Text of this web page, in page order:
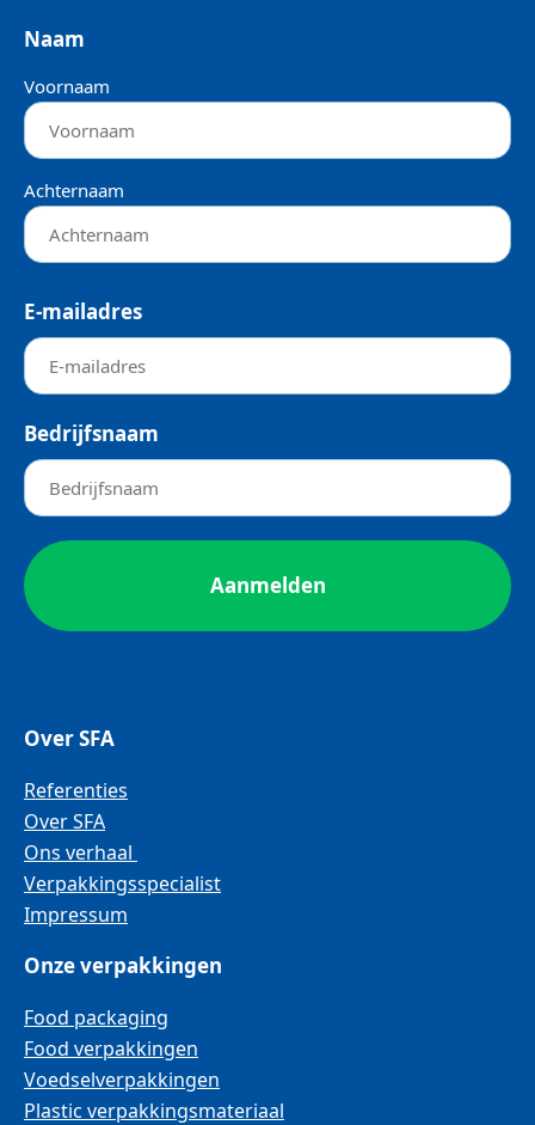
Naam
Voornaam
Achternaam
E-mailadres
Bedrijfsnaam
Over SFA
Referenties
Over SFA
Ons verhaal
Verpakkingsspecialist
Impressum
Onze verpakkingen
Food packaging
Food verpakkingen
Voedselverpakkingen
Plastic verpakkingsmateriaal